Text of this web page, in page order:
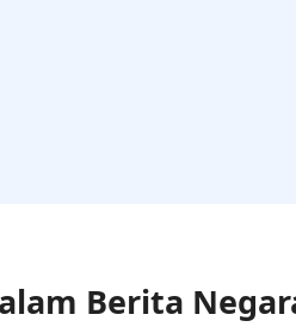
S.H., M.H.
Berita